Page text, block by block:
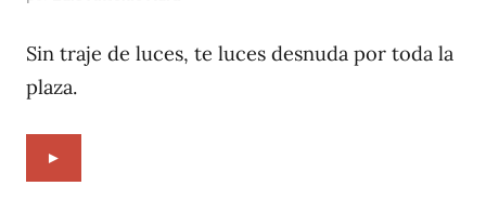
1994
Sin traje de luces, te luces desnuda por toda la
plaza.
►